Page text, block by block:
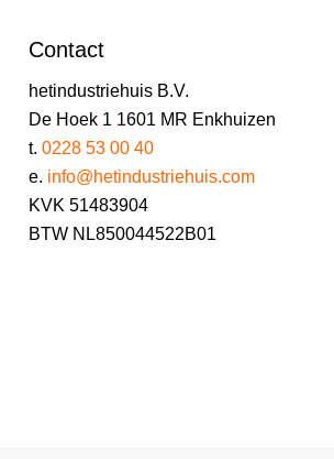
Contact
hetindustriehuis B.V.
De Hoek 1 1601 MR Enkhuizen
t. 0228 53 00 40
e. info@hetindustriehuis.com
KVK 51483904
BTW NL850044522B01